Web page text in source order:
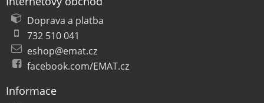
Doprava a platba
732 510 041
eshop@emat.cz
facebook.com/EMAT.cz
Informace